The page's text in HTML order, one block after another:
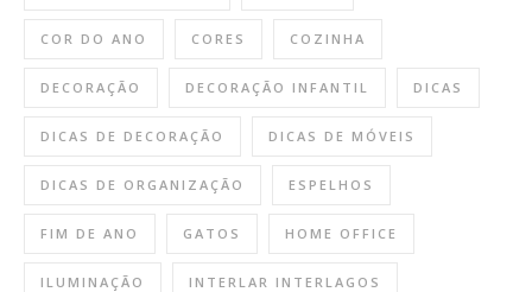
COR DO ANO CORES COZINHA
DECORAÇÃO DECORAÇÃO INFANTIL DICAS
DICAS DE DECORAÇÃO DICAS DE MÓVEIS
DICAS DE ORGANIZAÇÃO ESPELHOS
FIM DE ANO GATOS HOME OFFICE
ILUMINAÇÃO INTERLAR INTERLAGOS